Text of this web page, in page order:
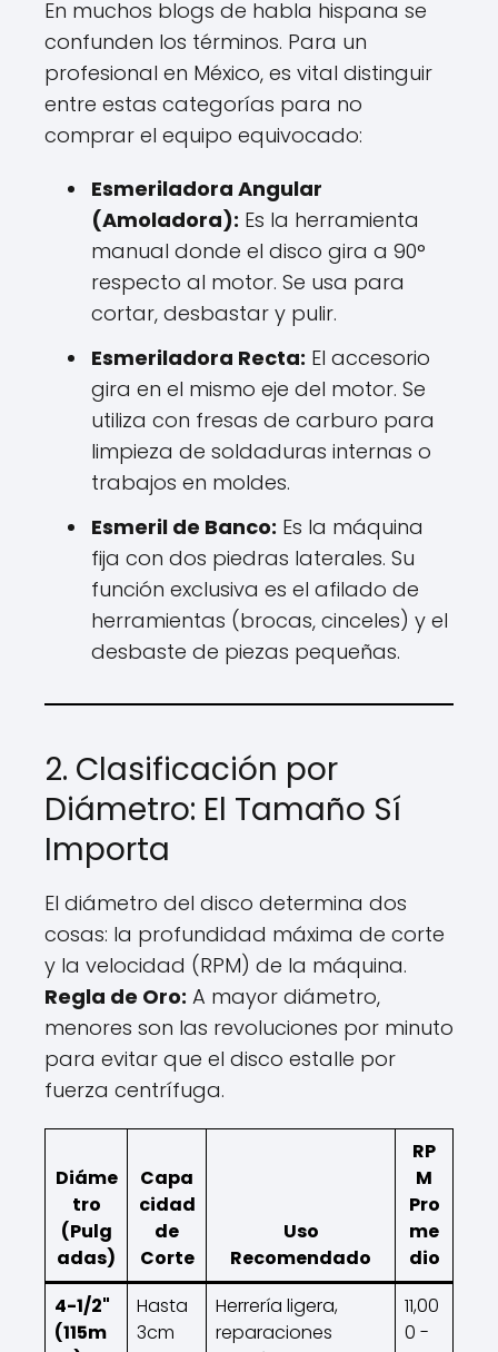
En muchos blogs de habla hispana se
confunden los términos. Para un
profesional en México, es vital distinguir
entre estas categorías para no
comprar el equipo equivocado:
Esmeriladora Angular
(Amoladora): Es la herramienta
manual donde el disco gira a 90°
respecto al motor. Se usa para
cortar, desbastar y pulir.
Esmeriladora Recta: El accesorio
gira en el mismo eje del motor. Se
utiliza con fresas de carburo para
limpieza de soldaduras internas o
trabajos en moldes.
Esmeril de Banco: Es la máquina
fija con dos piedras laterales. Su
función exclusiva es el afilado de
herramientas (brocas, cinceles) y el
desbaste de piezas pequeñas.
2. Clasificación por
Diámetro: El Tamaño Sí
Importa
El diámetro del disco determina dos
cosas: la profundidad máxima de corte
y la velocidad (RPM) de la máquina.
Regla de Oro: A mayor diámetro,
menores son las revoluciones por minuto
para evitar que el disco estalle por
fuerza centrífuga.
Diáme
tro
(Pulg
adas)
Capa
cidad
de
Corte
Uso
Recomendado
RP
M
Pro
me
dio
4-1/2"
(115m
Hasta
3cm
Herrería ligera,
reparaciones
11,00
0 -